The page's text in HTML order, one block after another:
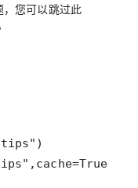
您可以跳过此